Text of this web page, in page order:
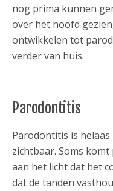
nog prima kunnen
over het hoofd
ontwikkelen tot
verder van huis.
Parodontitis
Parodontitis is
zichtbaar. Soms
aan het licht dat het
dat de tanden